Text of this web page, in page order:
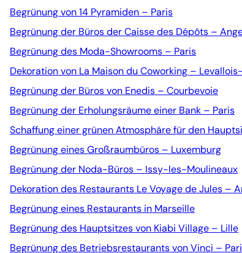
Begrünung von 14 Pyramiden – Paris
Begrünung der Büros der Caisse des Dépôts –
Begrünung des Moda-Showrooms – Paris
Dekoration von La Maison du Coworking –
Begrünung der Büros von Enedis – Courbevoie
Begrünung der Erholungsräume einer Bank – Paris
Schaffung einer grünen Atmosphäre für den
Begrünung eines Großraumbüros – Luxemburg
Begrünung der Noda-Büros – Issy-les-Moulineaux
Dekoration des Restaurants Le Voyage de Jules –
Begrünung eines Restaurants in Marseille
Begrünung des Hauptsitzes von Kiabi Village – Lille
Begrünung des Betriebsrestaurants von Vinci –